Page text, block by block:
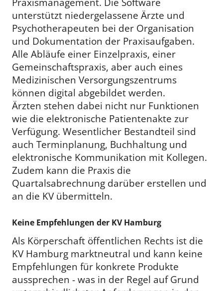
unterstützt niedergelassene Ärzte und
Psychotherapeuten bei der Organisation
und Dokumentation der Praxisaufgaben.
Alle Abläufe einer Einzelpraxis, einer
Gemeinschaftspraxis, aber auch eines
Medizinischen Versorgungszentrums
können digital abgebildet werden.
Ärzten stehen dabei nicht nur Funktionen
wie die elektronische Patientenakte zur
Verfügung. Wesentlicher Bestandteil sind
auch Terminplanung, Buchhaltung und
elektronische Kommunikation mit Kollegen.
Zudem kann die Praxis die
Quartalsabrechnung darüber erstellen und
an die KV übermitteln.
Keine Empfehlungen der KV Hamburg
Als Körperschaft öffentlichen Rechts ist die
KV Hamburg marktneutral und kann keine
Empfehlungen für konkrete Produkte
aussprechen - was in der Regel auf Grund